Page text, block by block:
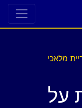
מלאכי
על